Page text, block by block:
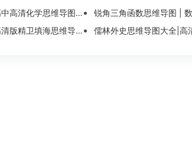
清化学思维导图整理 锐角三角函数思维导图 |
填海思维导图模板分享
儒林外史思维导图大全|高